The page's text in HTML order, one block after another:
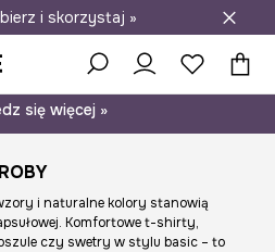
do salonów
i skorzystaj »
się więcej »
i naturalne kolory stanowią
Komfortowe t-shirty,
czy swetry w stylu basic – to